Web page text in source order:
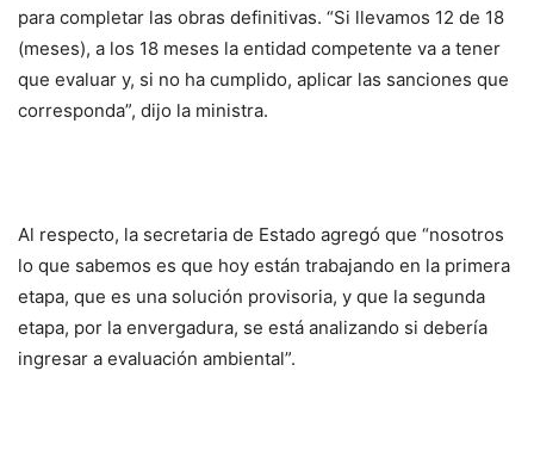
para completar las obras definitivas. “Si llevamos 12 de 18
(meses), a los 18 meses la entidad competente va a tener
que evaluar y, si no ha cumplido, aplicar las sanciones que
corresponda”, dijo la ministra.
Al respecto, la secretaria de Estado agregó que “nosotros
lo que sabemos es que hoy están trabajando en la primera
etapa, que es una solución provisoria, y que la segunda
etapa, por la envergadura, se está analizando si debería
ingresar a evaluación ambiental”.